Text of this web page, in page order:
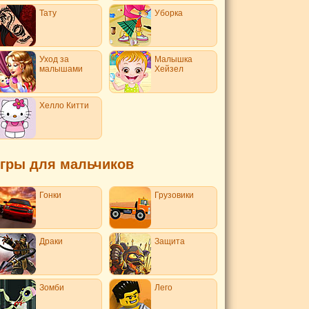
Тату Уборка
Уход за
малышами
Малышка
Хейзел
Хелло Китти
для мальчиков
Гонки Грузовики
Драки Защита
Зомби Лего